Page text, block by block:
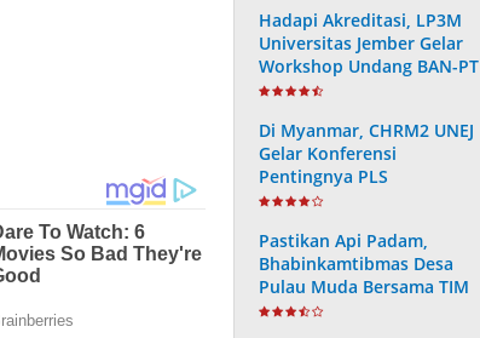
Hadapi Akreditasi, LP3M
Universitas Jember Gelar
Workshop Undang BAN-PT
Di Myanmar, CHRM2 UNEJ
Gelar Konferensi
Pentingnya PLS
Pastikan Api Padam,
Bhabinkamtibmas Desa
Pulau Muda Bersama TIM
Gabungan Lakukan